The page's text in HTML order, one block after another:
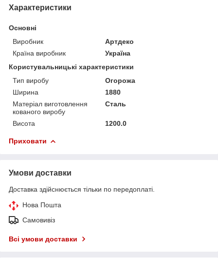
Характеристики
Основні
Виробник
Артдеко
Країна виробник
Україна
Користувальницькі характеристики
Тип виробу
Огорожа
Ширина
1880
Матеріал виготовлення
кованого виробу
Сталь
Висота 1200.0
Приховати
Умови доставки
Доставка здійснюється тільки по передоплаті.
Нова Пошта
Самовивіз
Всі умови доставки